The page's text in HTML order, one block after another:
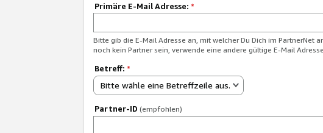
Primäre E-Mail Adresse: *
Bitte gib die E-Mail Adresse an, mit welcher Du Dich im PartnerNet
noch kein Partner sein, verwende eine andere gültige E-Mail
Betreff: *
Bitte wähle eine Betreffzeile aus.
Partner-ID (empfohlen)